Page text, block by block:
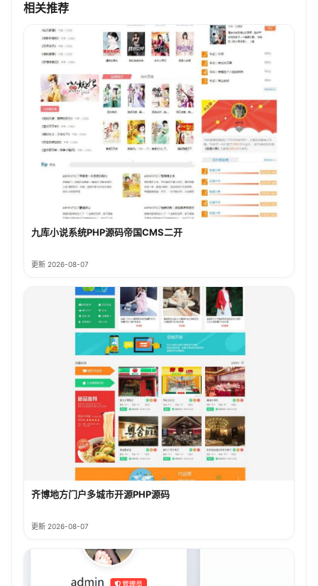
相关推荐
九库小说系统PHP源码帝国CMS二开
更新 2026-08-07
齐博地方门户多城市开源PHP源码
更新 2026-08-07